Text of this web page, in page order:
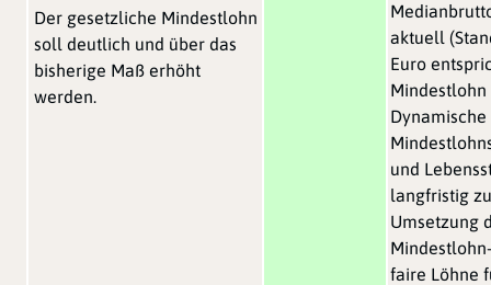
Der gesetzliche Mindestlohn
soll deutlich und über das
bisherige Maß erhöht
werden.
aktuell
Euro
Mindestlohn
Dynamische
und
langfristig
Umsetzung
faire Löhne